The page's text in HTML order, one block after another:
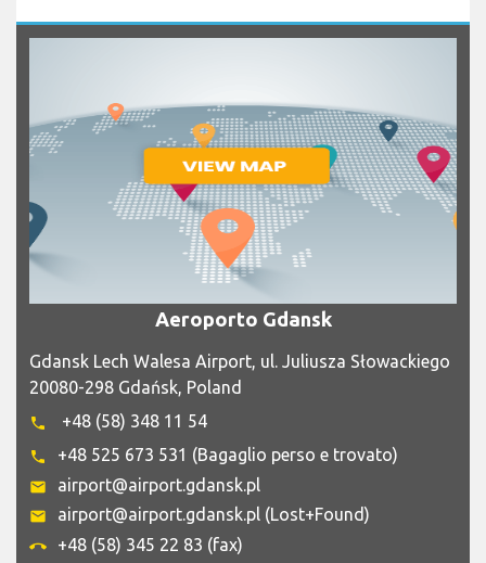
Aeroporto Gdansk
Gdansk Lech Walesa Airport, ul. Juliusza Słowackiego
20080-298 Gdańsk, Poland
phone +48 (58) 348 11 54
phone +48 525 673 531 (Bagaglio perso e trovato)
email airport@airport.gdansk.pl
email airport@airport.gdansk.pl (Lost+Found)
call_end
+48 (58) 345 22 83 (fax)